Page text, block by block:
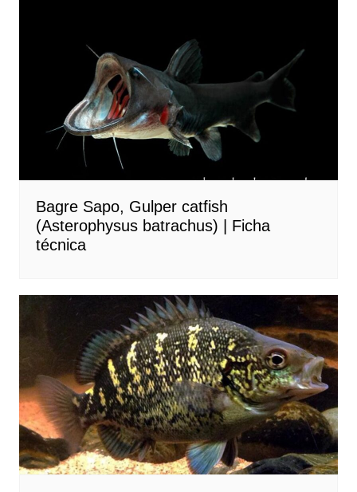
Bagre Sapo, Gulper catfish
(Asterophysus batrachus) | Ficha
técnica